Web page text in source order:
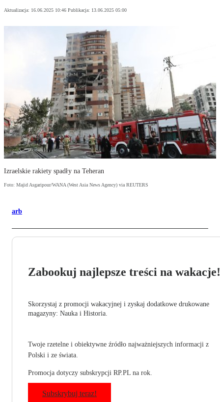
Aktualizacja: 16.06.2025 10:46 Publikacja: 13.06.2025 05:00
Izraelskie rakiety spadły na Teheran
Foto: Majid Asgaripour/WANA (West Asia News Agency) via REUTERS
arb
Zabookuj najlepsze treści na wakacje!
Skorzystaj z promocji wakacyjnej i zyskaj dodatkowe drukowane
magazyny: Nauka i Historia.
Twoje rzetelne i obiektywne źródło najważniejszych informacji z
Polski i ze świata.
Promocja dotyczy subskrypcji RP.PL na rok.
Subskrybuj teraz!